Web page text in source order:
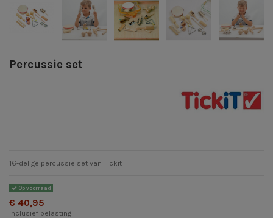
Percussie set
16-delige percussie set van Tickit
Op voorraad
€ 40,95
Inclusief belasting